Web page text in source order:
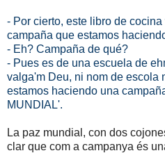
- Por cierto, este libro de
campaña que estamos
- Eh? Campaña de qué?
- Pues es de una escuela de
valga'm Deu, ni nom de escola
estamos haciendo una
MUNDIAL'.
La paz mundial, con dos
clar que com a campanya és